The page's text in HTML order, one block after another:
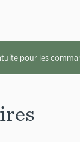
pour les